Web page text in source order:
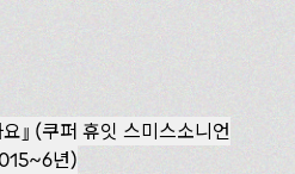
(쿠퍼 휴잇 스미스소니언
년)